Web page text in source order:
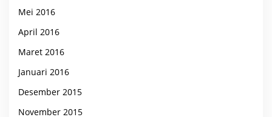
Mei 2016
April 2016
Maret 2016
Januari 2016
Desember 2015
November 2015